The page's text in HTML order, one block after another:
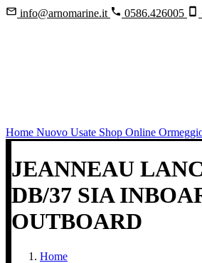
info@arnomarine.it 0586.426005
Home Nuovo Usate Shop Online
JEANNEAU
DB/37 SIA
OUTBOARD
Home